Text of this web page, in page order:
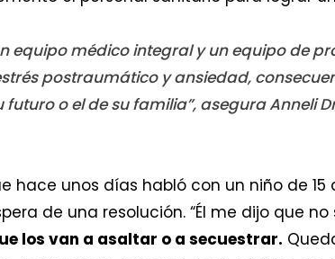
equipo médico integral y un equipo de
postraumático y ansiedad,
o el de su familia”, asegura Anneli
hace unos días habló con un niño de
de una resolución. “Él me dijo que
los van a asaltar o a secuestrar.